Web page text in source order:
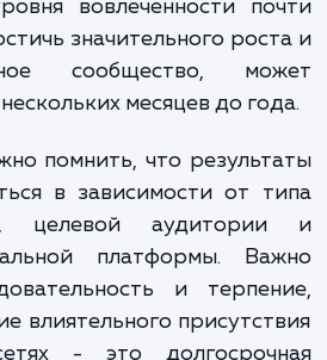
тарифы и всегда стремимся
соотношение цена-качество.
и бюджета, мы с
активного и вовлеченного
сетях.